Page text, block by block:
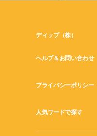
ディップ（株）
ヘルプ＆お問い合わせ
プライバシーポリシー
人気ワードで探す